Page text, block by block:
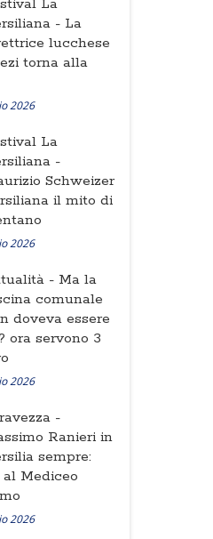
La
- La
lucchese
torna alla
2026
La
-
Schweizer
il mito di
2026
- Ma la
comunale
doveva essere
ora servono 3
2026
-
Ranieri in
sempre:
Mediceo
2026